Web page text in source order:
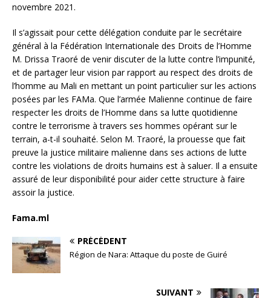
novembre 2021.
Il s’agissait pour cette délégation conduite par le secrétaire
général à la Fédération Internationale des Droits de l’Homme
M. Drissa Traoré de venir discuter de la lutte contre l’impunité,
et de partager leur vision par rapport au respect des droits de
l’homme au Mali en mettant un point particulier sur les actions
posées par les FAMa. Que l’armée Malienne continue de faire
respecter les droits de l’Homme dans sa lutte quotidienne
contre le terrorisme à travers ses hommes opérant sur le
terrain, a-t-il souhaité. Selon M. Traoré, la prouesse que fait
preuve la justice militaire malienne dans ses actions de lutte
contre les violations de droits humains est à saluer. Il a ensuite
assuré de leur disponibilité pour aider cette structure à faire
assoir la justice.
Fama.ml
PRÉCÉDENT
Région de Nara: Attaque du poste de Guiré
SUIVANT